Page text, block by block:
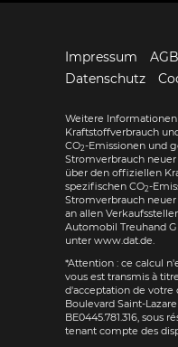
Impressum AGB
Datenschutz
Weitere
Kraftstoffverbrauch
CO2-Emissionen und
Stromverbrauch
über den offiziellen
spezifischen CO2-
Stromverbrauch
an allen
Automobil Treuhand
unter www.dat.de.
*Attention : ce calcul
vous est transmis à
d'acceptation de votre
Boulevard Saint-
BE0445.781.316, sous
tenant compte des